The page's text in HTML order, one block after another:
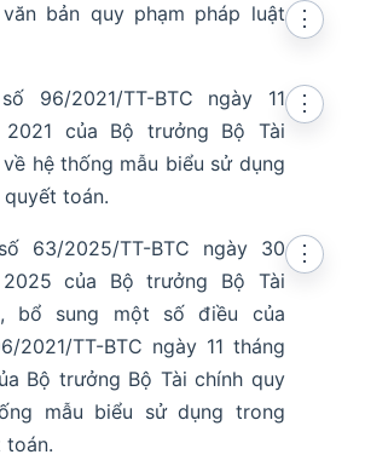
bản quy phạm pháp luật
⋮
96/2021/TT-BTC ngày 11
2021 của Bộ trưởng Bộ Tài
hệ thống mẫu biểu sử dụng
toán.
⋮
63/2025/TT-BTC ngày 30
của Bộ trưởng Bộ Tài
bổ sung một số điều của
2021/TT-BTC ngày 11 tháng
Bộ trưởng Bộ Tài chính quy
mẫu biểu sử dụng trong
toán.
⋮